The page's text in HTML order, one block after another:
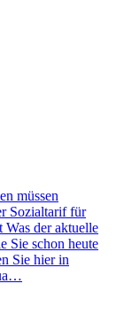
müssen
Sozialtarif für
der aktuelle
Sie schon heute
Sie hier in